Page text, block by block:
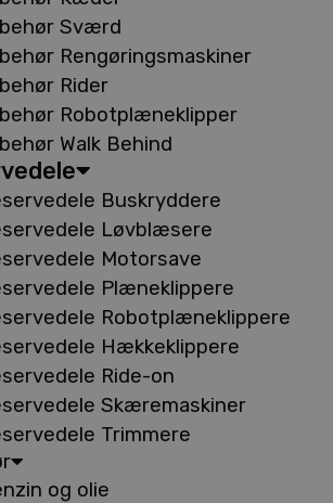
Sværd
Rengøringsmaskiner
Rider
Robotplæneklipper
Walk Behind
Buskryddere
Løvblæsere
Motorsave
Plæneklippere
Robotplæneklippere
Hækkeklippere
Ride-on
Skæremaskiner
Trimmere
og olie